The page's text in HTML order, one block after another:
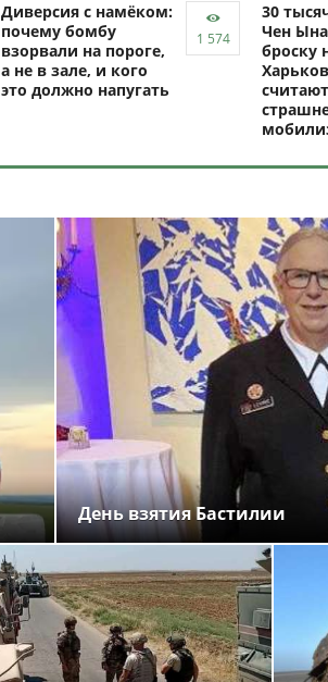
Диверсия с намёком:
почему бомбу
взорвали на пороге,
а не в зале, и кого
это должно напугать
30
Чен
броску
День взятия Бастилии